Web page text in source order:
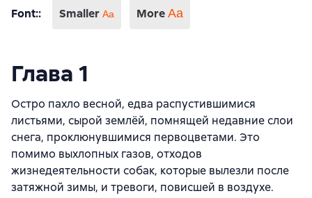
Font:: Smaller Aa More Аа
Глава 1
Остро пахло весной, едва распустившимися
листьями, сырой землёй, помнящей недавние слои
снега, проклюнувшимися первоцветами. Это
помимо выхлопных газов, отходов
жизнедеятельности собак, которые вылезли после
затяжной зимы, и тревоги, повисшей в воздухе.